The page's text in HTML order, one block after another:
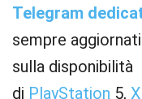
Telegram
sempre
sulla disponibilità
di PlayStation 5,